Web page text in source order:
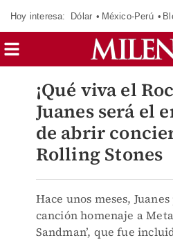
Hoy interesa: Dólar México-Perú
¡Qué viva el
Juanes será el
de abrir
Rolling Stones
Hace unos meses,
canción homenaje a
Sandman’, que fue